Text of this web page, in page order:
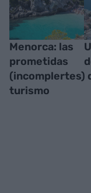
Menorca: las
prometidas
(incomplertes)
turismo